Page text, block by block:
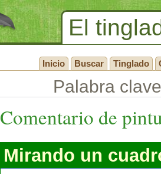
El
Inicio Buscar Tinglado
Palabra
Comentario de
Mirando un